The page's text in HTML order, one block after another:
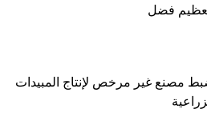
فضل
مصنع غير مرخص لإنتاج المبيدات